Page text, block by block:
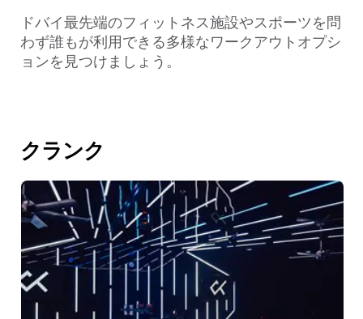
ドバイ最先端のフィットネス施設やスポーツを問
わず誰もが利用できる多様なワークアウトオプシ
ョンを見つけましょう。
クランク